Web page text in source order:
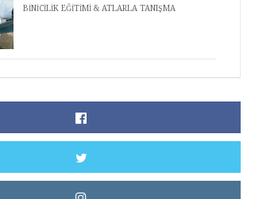
BINICILIK EĞITIMI & ATLARLA TANIŞMA